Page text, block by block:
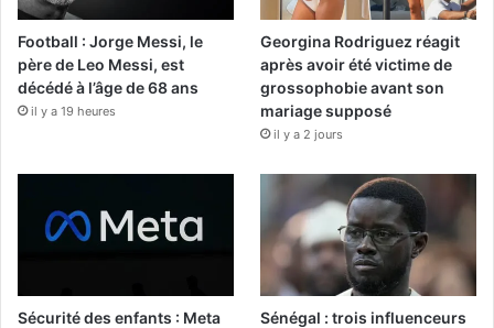
Football : Jorge Messi, le
père de Leo Messi, est
décédé à l’âge de 68 ans
il y a 19 heures
Georgina Rodriguez réagit
après avoir été victime de
grossophobie avant son
mariage supposé
il y a 2 jours
Sécurité des enfants : Meta
Sénégal : trois influenceurs